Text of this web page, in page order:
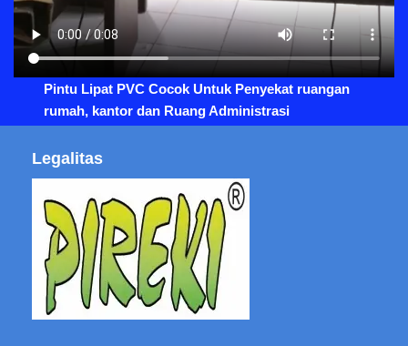
Pintu Lipat PVC Cocok Untuk Penyekat ruangan
rumah, kantor dan Ruang Administrasi
Legalitas